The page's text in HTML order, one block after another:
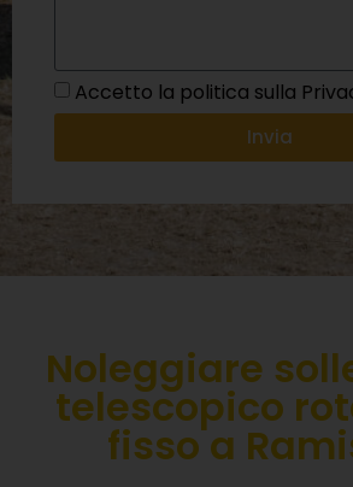
Accetto la politica sulla
Invia
Noleggiare
telescopico
fisso a